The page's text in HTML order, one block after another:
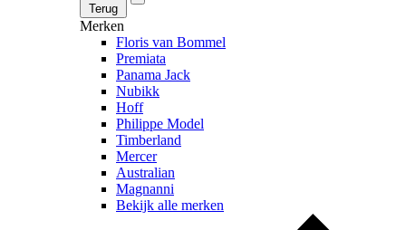
Terug
Merken
Floris van Bommel
Premiata
Panama Jack
Nubikk
Hoff
Philippe Model
Timberland
Mercer
Australian
Magnanni
Bekijk alle merken